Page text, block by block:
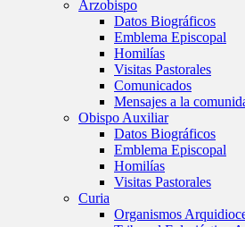
Arzobispo
Datos Biográficos
Emblema Episcopal
Homilías
Visitas Pastorales
Comunicados
Mensajes a la
Obispo Auxiliar
Datos Biográficos
Emblema Episcopal
Homilías
Visitas Pastorales
Curia
Organismos